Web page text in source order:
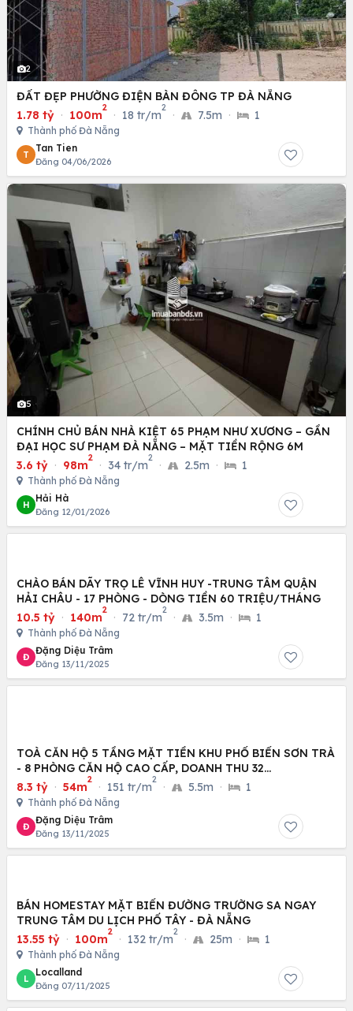
2
ĐẤT ĐẸP PHƯỜNG ĐIỆN BÀN ĐÔNG TP ĐÀ NẴNG
1.78 tỷ · 100m
2
· 18 tr/m
2
· 7.5m · 1
Thành phố Đà Nẵng
T
Tan Tien
Đăng 04/06/2026
5
CHÍNH CHỦ BÁN NHÀ KIỆT 65 PHẠM NHƯ XƯƠNG – GẦN
ĐẠI HỌC SƯ PHẠM ĐÀ NẴNG – MẶT TIỀN RỘNG 6M
3.6 tỷ · 98m
2
· 34 tr/m
2
· 2.5m · 1
Thành phố Đà Nẵng
H
Hải Hà
Đăng 12/01/2026
CHÀO BÁN DÃY TRỌ LÊ VĨNH HUY -TRUNG TÂM QUẬN
HẢI CHÂU - 17 PHÒNG - DÒNG TIỀN 60 TRIỆU/THÁNG
10.5 tỷ · 140m
2
· 72 tr/m
2
· 3.5m · 1
Thành phố Đà Nẵng
Đ
Đặng Diệu Trâm
Đăng 13/11/2025
TOÀ CĂN HỘ 5 TẦNG MẶT TIỀN KHU PHỐ BIỂN SƠN TRÀ
- 8 PHÒNG CĂN HỘ CAO CẤP, DOANH THU 32
TRIỆU/THÁNG
8.3 tỷ · 54m
2
· 151 tr/m
2
· 5.5m · 1
Thành phố Đà Nẵng
Đ
Đặng Diệu Trâm
Đăng 13/11/2025
BÁN HOMESTAY MẶT BIỂN ĐƯỜNG TRƯỜNG SA NGAY
TRUNG TÂM DU LỊCH PHỐ TÂY - ĐÀ NẴNG
13.55 tỷ · 100m
2
· 132 tr/m
2
· 25m · 1
Thành phố Đà Nẵng
L
Localland
Đăng 07/11/2025